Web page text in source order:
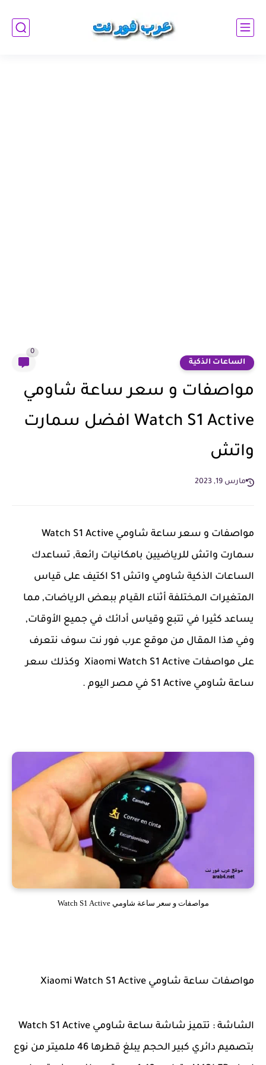
الساعات الذكية
0
مواصفات و سعر ساعة شاومي
Watch S1 Active افضل سمارت
واتش
مارس 19, 2023
مواصفات و سعر ساعة شاومي Watch S1 Active
سمارت واتش للرياضيين بامكانيات رائعة, تساعدك
الساعات الذكية شاومي واتش S1 اكتيف على قياس
المتغيرات المختلفة أثناء القيام ببعض الرياضات, مما
يساعد كثيرا في تتبع وقياس أدائك في جميع الأوقات,
وفي هذا المقال من موقع عرب فور نت سوف نتعرف
على مواصفات Xiaomi Watch S1 Active وكذلك سعر
ساعة شاومي S1 Active في مصر اليوم .
مواصفات و سعر ساعة شاومي Watch S1 Active
مواصفات ساعة شاومي Xiaomi Watch S1 Active
الشاشة : تتميز شاشة ساعة شاومي Watch S1 Active
بتصميم دائري كبير الحجم يبلغ قطرها 46 ملميتر من نوع